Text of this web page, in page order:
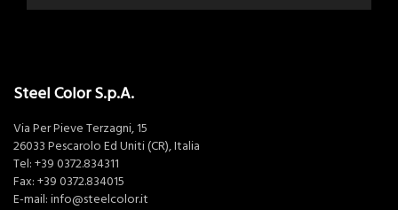
Steel Color S.p.A.
Via Per Pieve Terzagni, 15
26033 Pescarolo Ed Uniti (CR), Italia
Tel: +39 0372.834311
Fax: +39 0372.834015
E-mail: info@steelcolor.it